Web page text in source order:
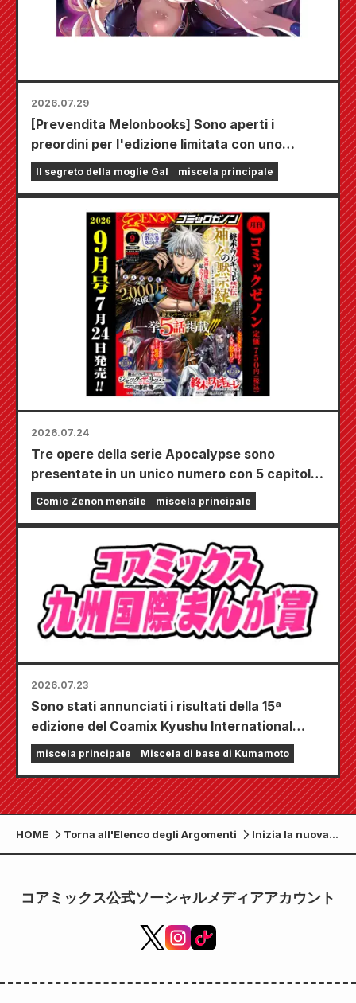
2026.07.29
[Prevendita Melonbooks] Sono aperti i
preordini per l'edizione limitata con uno
speciale tappetino da gioco che raffigura una
splendida illustrazione di Fuyuki Tojo
realizzata da Kudou! Il sesto volume di "The
Secret of the Gal Bride" uscirà il 20 ottobre!
Il segreto della moglie Gal miscela principale
2026.07.24
Tre opere della serie Apocalypse sono
presentate in un unico numero con 5 capitoli!!
Il numero di settembre 2026 di "Monthly
Comic Zenon" sarà in vendita dal 24 luglio!!
Comic Zenon mensile miscela principale
2026.07.23
Sono stati annunciati i risultati della 15ª
edizione del Coamix Kyushu International
Manga Award!
miscela principale Miscela di base di Kumamoto
HOME Torna all'Elenco degli Argomenti
Inizia la nuova,
Lawyer Arata"!!
コアミックス公式ソーシャルメディアアカウント